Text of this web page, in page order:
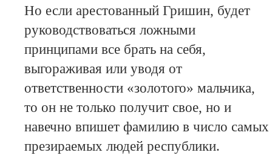
Но если арестованный Гришин, будет
руководствоваться ложными
принципами все брать на себя,
выгораживая или уводя от
ответственности «золотого» мальчика,
то он не только получит свое, но и
навечно впишет фамилию в число самых
презираемых людей республики.